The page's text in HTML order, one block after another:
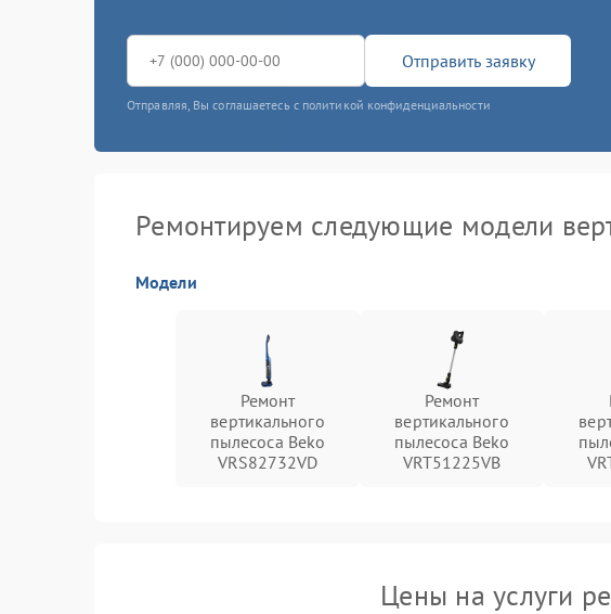
Отправить заявку
Отправляя, Вы соглашаетесь с политикой конфиденциальности
Ремонтируем следующие модели
Модели
Ремонт
вертикального
пылесоса Beko
VRS82732VD
Ремонт
вертикального
пылесоса Beko
VRT51225VB
Цены на услуги